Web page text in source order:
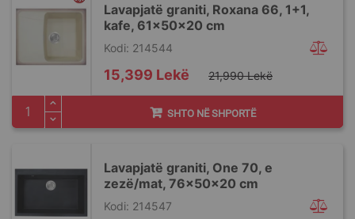
Lavapjatë graniti, Roxana 66, 1+1,
kafe, 61x50x20 cm
Kodi: 214544
Special
Price
15,399 Lekë 21,990 Lekë
SHTO NË SHPORTË
Lavapjatë graniti, One 70, e
zezë/mat, 76x50x20 cm
Kodi: 214547